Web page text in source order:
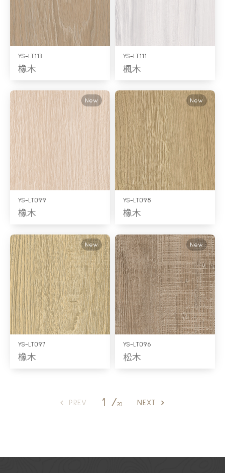
YS-LT113
橡木
YS-LT111
楓木
New
YS-LT099
橡木
New
YS-LT098
橡木
New
YS-LT097
橡木
New
YS-LT096
松木
PREV 1 /20 NEXT